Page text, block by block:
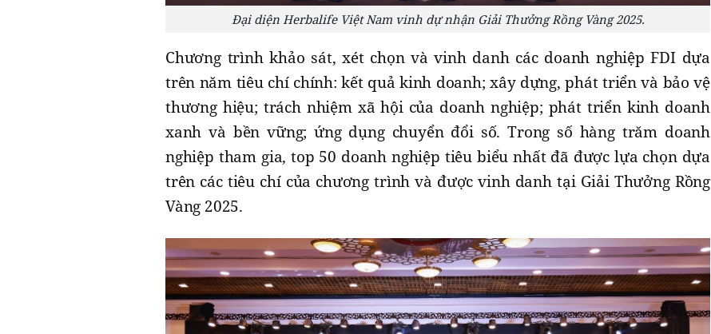
Đại diện Herbalife Việt Nam vinh dự nhận Giải Thưởng Rồng Vàng 2025.
Chương trình khảo sát, xét chọn và vinh danh các doanh nghiệp FDI dựa
trên năm tiêu chí chính: kết quả kinh doanh; xây dựng, phát triển và bảo vệ
thương hiệu; trách nhiệm xã hội của doanh nghiệp; phát triển kinh doanh
xanh và bền vững; ứng dụng chuyển đổi số. Trong số hàng trăm doanh
nghiệp tham gia, top 50 doanh nghiệp tiêu biểu nhất đã được lựa chọn dựa
trên các tiêu chí của chương trình và được vinh danh tại Giải Thưởng Rồng
Vàng 2025.